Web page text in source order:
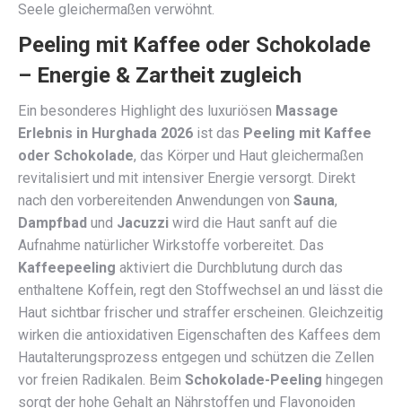
Seele gleichermaßen verwöhnt.
Peeling mit Kaffee oder Schokolade
– Energie & Zartheit zugleich
Ein besonderes Highlight des luxuriösen Massage
Erlebnis in Hurghada 2026 ist das Peeling mit Kaffee
oder Schokolade, das Körper und Haut gleichermaßen
revitalisiert und mit intensiver Energie versorgt. Direkt
nach den vorbereitenden Anwendungen von Sauna,
Dampfbad und Jacuzzi wird die Haut sanft auf die
Aufnahme natürlicher Wirkstoffe vorbereitet. Das
Kaffeepeeling aktiviert die Durchblutung durch das
enthaltene Koffein, regt den Stoffwechsel an und lässt die
Haut sichtbar frischer und straffer erscheinen. Gleichzeitig
wirken die antioxidativen Eigenschaften des Kaffees dem
Hautalterungsprozess entgegen und schützen die Zellen
vor freien Radikalen. Beim Schokolade-Peeling hingegen
sorgt der hohe Gehalt an Nährstoffen und Flavonoiden